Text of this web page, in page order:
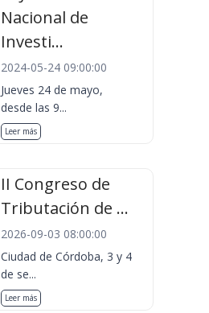
Nacional de
Investi...
2024-05-24 09:00:00
Jueves 24 de mayo,
desde las 9...
Leer más
II Congreso de
Tributación de ...
2026-09-03 08:00:00
Ciudad de Córdoba, 3 y 4
de se...
Leer más